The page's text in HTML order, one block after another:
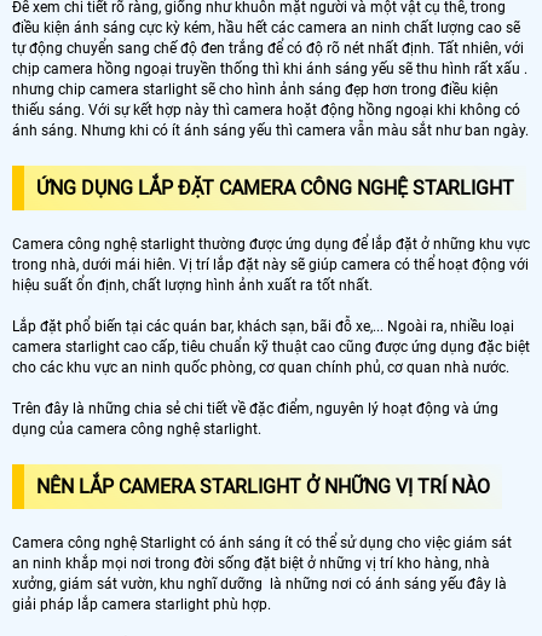
Để xem chi tiết rõ ràng, giống như khuôn mặt người và một vật cụ thể, trong
điều kiện ánh sáng cực kỳ kém, hầu hết các camera an ninh chất lượng cao sẽ
tự động chuyển sang chế độ đen trắng để có độ rõ nét nhất định. Tất nhiên, với
chịp camera hồng ngoại truyền thống thì khi ánh sáng yếu sẽ thu hình rất xấu .
nhưng chip camera starlight sẽ cho hình ảnh sáng đẹp hơn trong điều kiện
thiếu sáng. Với sự kết hợp này thì camera hoặt động hồng ngoại khi không có
ánh sáng. Nhưng khi có ít ánh sáng yếu thì camera vẫn màu sắt như ban ngày.
ỨNG DỤNG LẮP ĐẶT CAMERA CÔNG NGHỆ STARLIGHT
Camera công nghệ starlight thường được ứng dụng để lắp đặt ở những khu vực
trong nhà, dưới mái hiên. Vị trí lắp đặt này sẽ giúp camera có thể hoạt động với
hiệu suất ổn định, chất lượng hình ảnh xuất ra tốt nhất.
Lắp đặt phổ biến tại các quán bar, khách sạn, bãi đỗ xe,... Ngoài ra, nhiều loại
camera starlight cao cấp, tiêu chuẩn kỹ thuật cao cũng được ứng dụng đặc biệt
cho các khu vực an ninh quốc phòng, cơ quan chính phủ, cơ quan nhà nước.
Trên đây là những chia sẻ chi tiết về đặc điểm, nguyên lý hoạt động và ứng
dụng của camera công nghệ starlight.
NÊN LẮP CAMERA STARLIGHT Ở NHỮNG VỊ TRÍ NÀO
Camera công nghệ Starlight có ánh sáng ít có thể sử dụng cho việc giám sát
an ninh khắp mọi nơi trong đời sống đặt biệt ở những vị trí kho hàng, nhà
xưởng, giám sát vườn, khu nghĩ dưỡng là những nơi có ánh sáng yếu đây là
giải pháp lắp camera starlight phù hợp.